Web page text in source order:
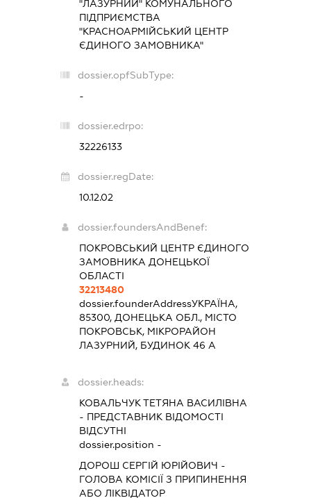
"ЛАЗУРНИЙ" КОМУНАЛЬНОГО
ПІДПРИЄМСТВА
"КРАСНОАРМІЙСЬКИЙ ЦЕНТР
ЄДИНОГО ЗАМОВНИКА"
dossier.opfSubType:
-
dossier.edrpo:
32226133
dossier.regDate:
10.12.02
dossier.foundersAndBenef:
ПОКРОВСЬКИЙ ЦЕНТР ЄДИНОГО
ЗАМОВНИКА ДОНЕЦЬКОЇ
ОБЛАСТІ
32213480
dossier.founderAddressУКРАЇНА,
85300, ДОНЕЦЬКА ОБЛ., МІСТО
ПОКРОВСЬК, МІКРОРАЙОН
ЛАЗУРНИЙ, БУДИНОК 46 А
dossier.heads:
КОВАЛЬЧУК ТЕТЯНА ВАСИЛІВНА
- ПРЕДСТАВНИК ВІДОМОСТІ
ВІДСУТНІ
dossier.position -
ДОРОШ СЕРГІЙ ЮРІЙОВИЧ -
ГОЛОВА КОМІСІЇ З ПРИПИНЕННЯ
АБО ЛІКВІДАТОР